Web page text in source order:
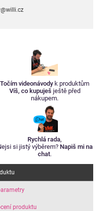
Točím videonávody k produktům
Víš, co kupuješ ještě před
nákupem.
Rychlá rada,
si jistý výběrem? Napiš mi na
chat.
produktu